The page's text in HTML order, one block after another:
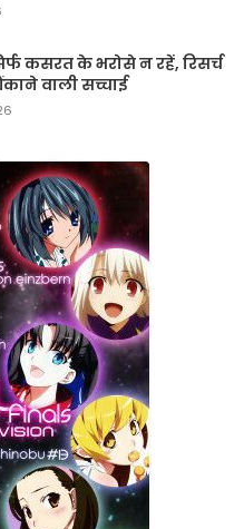
कसरत के भरोसे न रहें, रिसर्च
वाली सच्चाई